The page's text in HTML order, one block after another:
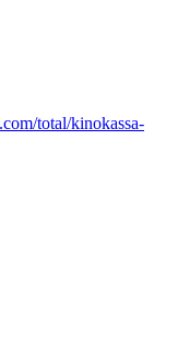
total/kinokassa-